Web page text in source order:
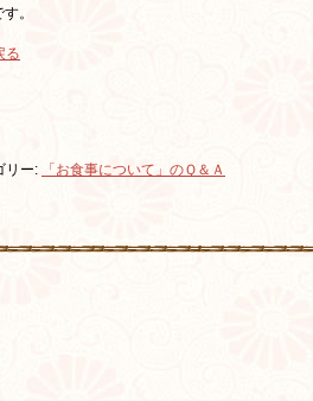
。
る
リー: 「お食事について」のＱ＆Ａ